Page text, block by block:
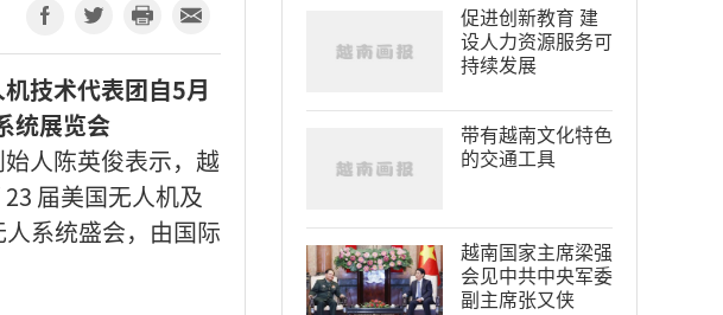
技术代表团自5月
统展览会
人陈英俊表示，越
届美国无人机及
系统盛会，由国际
促进创新教育 建
设人力资源服务可
持续发展
带有越南文化特色
的交通工具
越南国家主席梁强
会见中共中央军委
副主席张又侠